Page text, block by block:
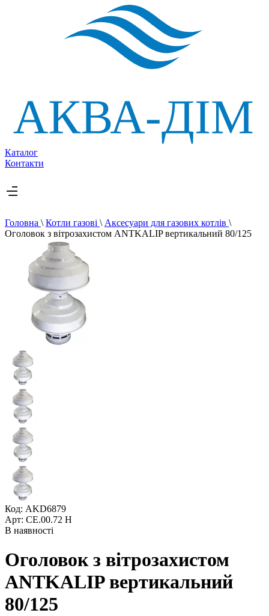
Каталог
Контакти
Головна \ Котли газові \ Аксесуари для газових котлів \
Оголовок з вітрозахистом ANTKALIP вертикальний 80/125
Код: AKD6879
Арт: CE.00.72 H
В наявності
Оголовок з вітрозахистом
ANTKALIP вертикальний
80/125